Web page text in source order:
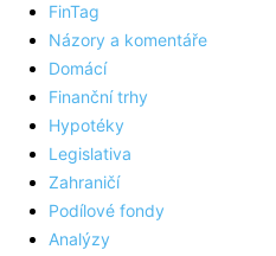
FinTag
Názory a komentáře
Domácí
Finanční trhy
Hypotéky
Legislativa
Zahraničí
Podílové fondy
Analýzy